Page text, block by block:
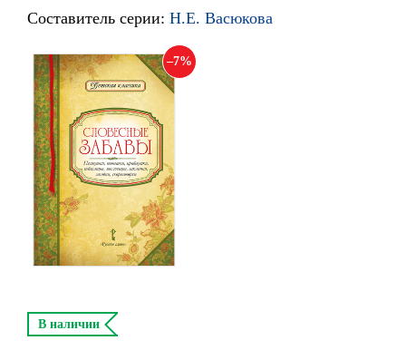
Составитель серии: Н.Е. Васюкова
7
В наличии